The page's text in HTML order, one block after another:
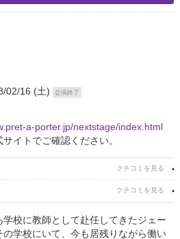
02/16 (土)
公演終了
a-porter.jp/nextstage/index.html
イトでご確認ください。
校に教師として赴任してきたジェー
学校にいて、今も居残りながら働い